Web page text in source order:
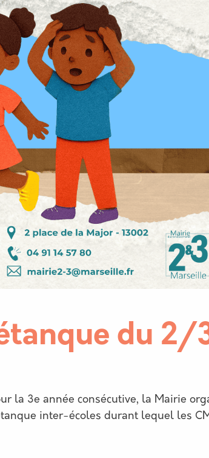
du 2/
la 3e année consécutive, la Mairie
inter-écoles durant lequel les